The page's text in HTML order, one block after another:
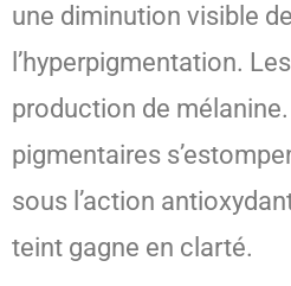
une diminution visible de
l’hyperpigmentation.
production de
pigmentaires
sous l’action
teint gagne en clarté.